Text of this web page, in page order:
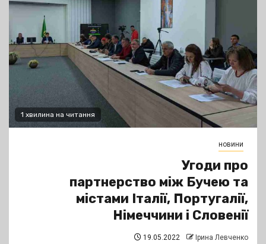
1 хвилина на читання
новини
Угоди про
партнерство між Бучею та
містами Італії, Португалії,
Німеччини і Словенії
19.05.2022 Ірина Левченко